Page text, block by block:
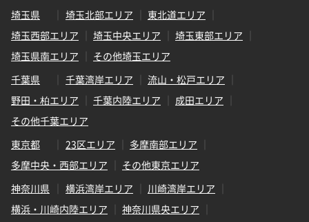
埼玉県
埼玉北部エリア
東北道エリア
埼玉西部エリア
埼玉中央エリア
埼玉東部エリア
埼玉県南エリア
その他埼玉エリア
千葉県
千葉湾岸エリア
流山・松戸エリア
野田・柏エリア
千葉内陸エリア
成田エリア
その他千葉エリア
東京都
23区エリア
多摩南部エリア
多摩中央・西部エリア
その他東京エリア
神奈川県
横浜湾岸エリア
川崎湾岸エリア
横浜・川崎内陸エリア
神奈川県央エリア